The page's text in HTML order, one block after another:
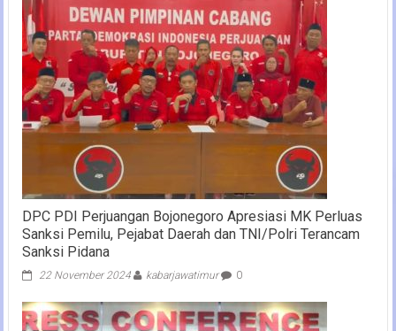
DPC PDI Perjuangan Bojonegoro Apresiasi MK Perluas
Sanksi Pemilu, Pejabat Daerah dan TNI/Polri Terancam
Sanksi Pidana
22 November 2024 kabarjawatimur 0